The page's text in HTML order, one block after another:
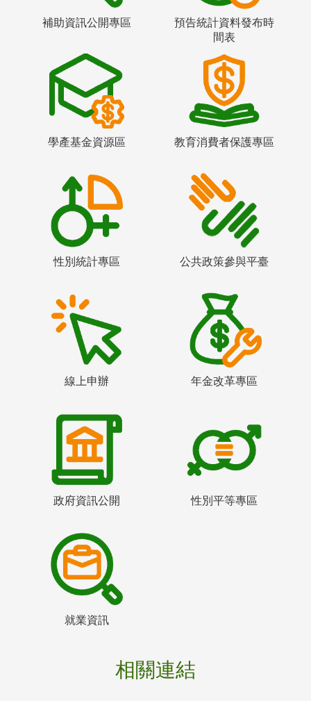
補助資訊公開專區
預告統計資料發布時
間表
學產基金資源區 教育消費者保護專區
性別統計專區 公共政策參與平臺
線上申辦 年金改革專區
政府資訊公開 性別平等專區
就業資訊
相關連結